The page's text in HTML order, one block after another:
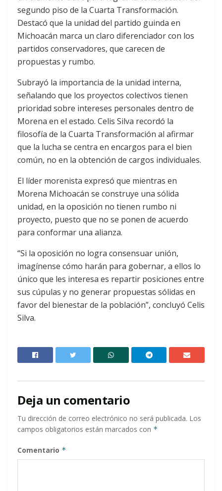
segundo piso de la Cuarta Transformación.
Destacó que la unidad del partido guinda en
Michoacán marca un claro diferenciador con los
partidos conservadores, que carecen de
propuestas y rumbo.
Subrayó la importancia de la unidad interna,
señalando que los proyectos colectivos tienen
prioridad sobre intereses personales dentro de
Morena en el estado. Celis Silva recordó la
filosofía de la Cuarta Transformación al afirmar
que la lucha se centra en encargos para el bien
común, no en la obtención de cargos individuales.
El líder morenista expresó que mientras en
Morena Michoacán se construye una sólida
unidad, en la oposición no tienen rumbo ni
proyecto, puesto que no se ponen de acuerdo
para conformar una alianza.
“Si la oposición no logra consensuar unión,
imagínense cómo harán para gobernar, a ellos lo
único que les interesa es repartir posiciones entre
sus cúpulas y no generar propuestas sólidas en
favor del bienestar de la población”, concluyó Celis
Silva.
Deja un comentario
Tu dirección de correo electrónico no será publicada. Los
campos obligatorios están marcados con *
Comentario *